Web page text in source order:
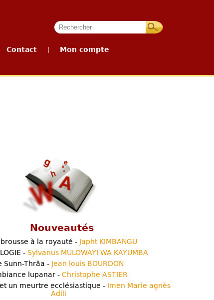
Contact Mon compte
Nouveautés
à la royauté - Japht KIMBANGU
- Sylvanus MULOWAYI WA KAYUMBA
Sunn-Thrâa - Jean louis BOURDON
lupanar - Christophe ASTIER
un meurtre ecclésiastique - Imen Marie agnès
Adili